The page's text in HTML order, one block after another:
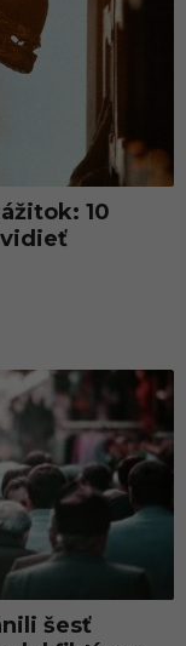
10
vidieť
šesť